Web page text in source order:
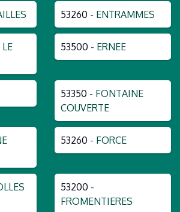
53260 - ENTRAMMES
53500 - ERNEE
53350 - FONTAINE
COUVERTE
53260 - FORCE
53200 -
FROMENTIERES